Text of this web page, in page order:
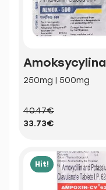
Amoksycylina
250mg | 500mg
40.47€
33.73€
Hit!